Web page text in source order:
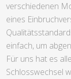
verschiedenen
eines
einfach, um
Für uns hat es
Schlosswechsel